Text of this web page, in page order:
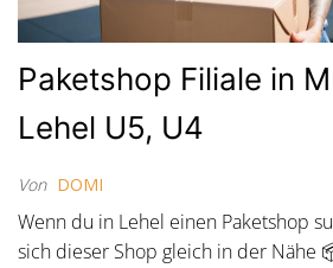
Paketshop Filiale in
Lehel U5, U4
Von DOMI
Wenn du in Lehel einen Paketshop
sich dieser Shop gleich in der Nähe